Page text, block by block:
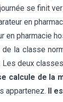
se finit
en
en pharmacie
la classe
Les deux
calcule de la
appartenez. Il